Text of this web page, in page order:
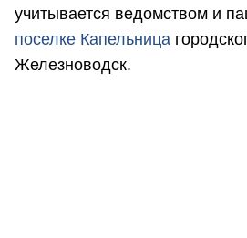
учитывается ведомством и
поселке Капельница
Железноводск.